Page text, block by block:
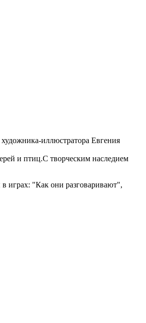
иллюстратора Евгения
и птиц.С творческим наследием
играх: "Как они разговаривают",